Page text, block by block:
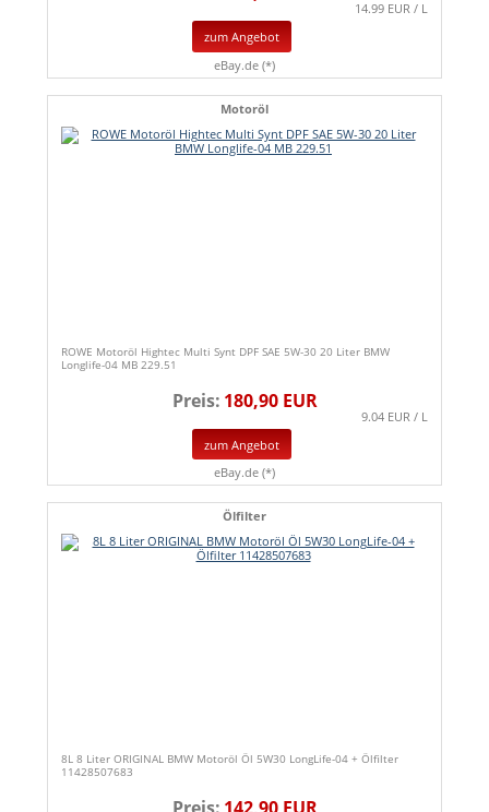
14.99 EUR / L
zum Angebot
eBay.de (*)
Motoröl
ROWE Motoröl Hightec Multi Synt DPF SAE 5W-30 20 Liter BMW
Longlife-04 MB 229.51
Preis: 180,90 EUR
9.04 EUR / L
zum Angebot
eBay.de (*)
Ölfilter
8L 8 Liter ORIGINAL BMW Motoröl Öl 5W30 LongLife-04 + Ölfilter
11428507683